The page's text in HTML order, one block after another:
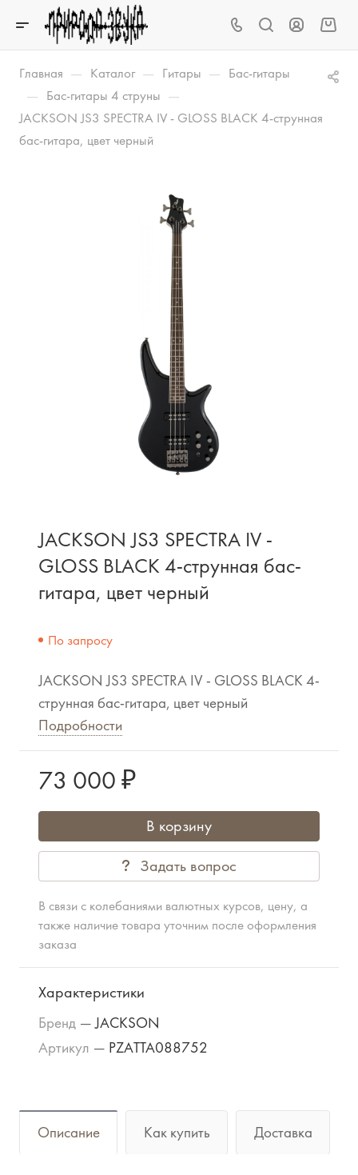
Главная — Каталог — Гитары — Бас-гитары
— Бас-гитары 4 струны —
JACKSON JS3 SPECTRA IV - GLOSS BLACK 4-струнная
бас-гитара, цвет черный
JACKSON JS3 SPECTRA IV -
GLOSS BLACK 4-струнная бас-
гитара, цвет черный
По запросу
JACKSON JS3 SPECTRA IV - GLOSS BLACK 4-
струнная бас-гитара, цвет черный
Подробности
73 000 ₽
В корзину
Задать вопрос
В связи с колебаниями валютных курсов, цену, а
также наличие товара уточним после оформления
заказа
Характеристики
Бренд — JACKSON
Артикул — PZATTA088752
Описание Как купить Доставка